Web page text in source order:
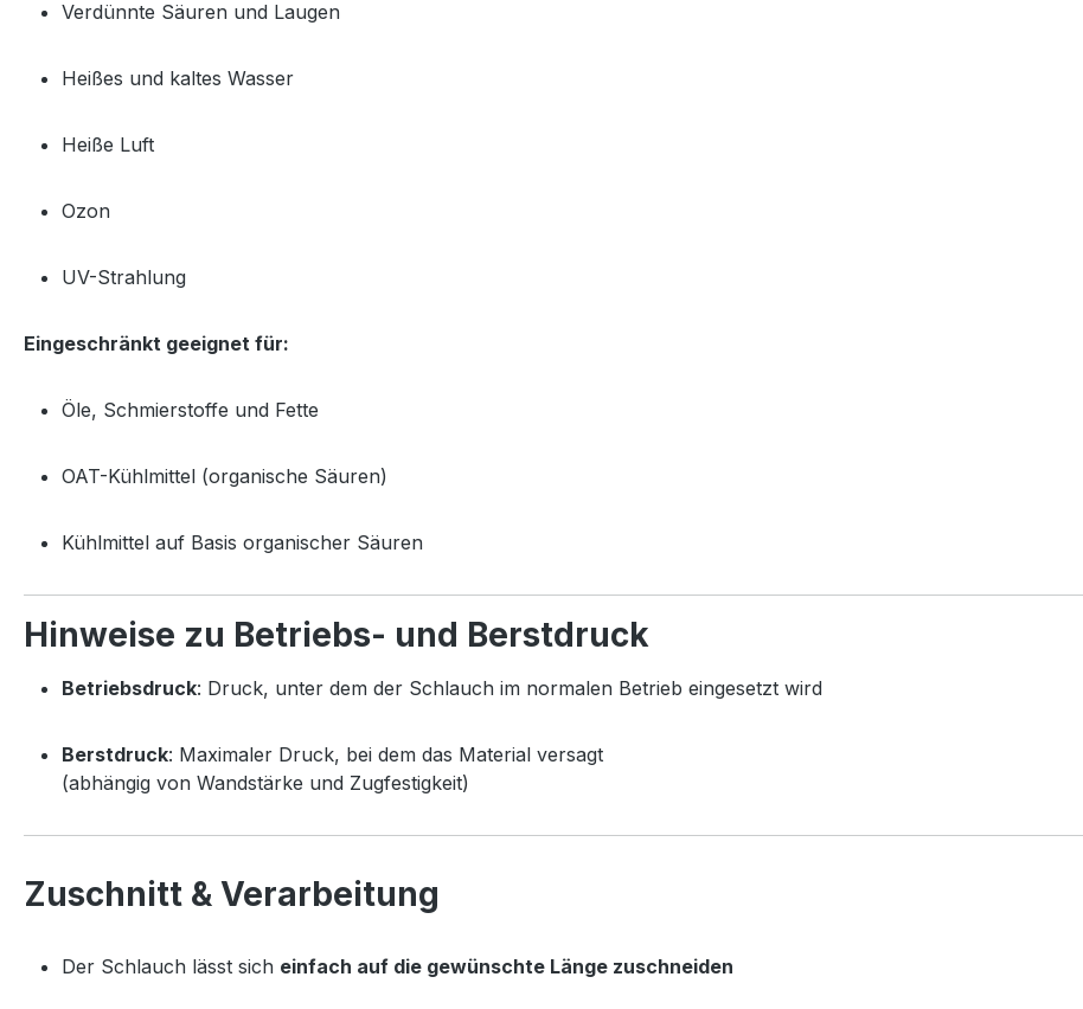
Verdünnte Säuren und Laugen
Heißes und kaltes Wasser
Heiße Luft
Ozon
UV-Strahlung
Eingeschränkt geeignet für:
Öle, Schmierstoffe und Fette
OAT-Kühlmittel (organische Säuren)
Kühlmittel auf Basis organischer Säuren
Hinweise zu Betriebs- und Berstdruck
Betriebsdruck: Druck, unter dem der Schlauch im normalen Betrieb eingesetzt wird
Berstdruck: Maximaler Druck, bei dem das Material versagt
(abhängig von Wandstärke und Zugfestigkeit)
Zuschnitt & Verarbeitung
Der Schlauch lässt sich einfach auf die gewünschte Länge zuschneiden